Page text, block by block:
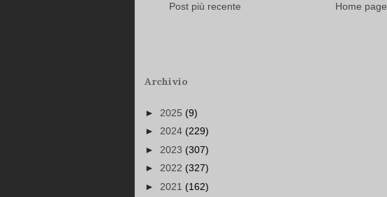
Post più recente Home page
Archivio
► 2025 (9)
► 2024 (229)
► 2023 (307)
► 2022 (327)
► 2021 (162)